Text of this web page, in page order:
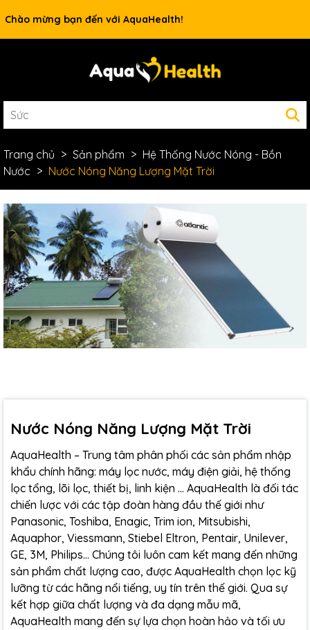
Chào mừng bạn đến với AquaHealth!
Trang chủ Sản phẩm
Hệ Thống Nước Nóng - Bồn
Nước
Nước Nóng Năng Lượng Mặt Trời
Nước Nóng Năng Lượng Mặt Trời
AquaHealth – Trung tâm phân phối các sản phẩm nhập
khẩu chính hãng: máy lọc nước, máy điện giải, hệ thống
lọc tổng, lõi lọc, thiết bị, linh kiện … AquaHealth là đối tác
chiến lược với các tập đoàn hàng đầu thế giới như
Panasonic, Toshiba, Enagic, Trim ion, Mitsubishi,
Aquaphor, Viessmann, Stiebel Eltron, Pentair, Unilever,
GE, 3M, Philips... Chúng tôi luôn cam kết mang đến những
sản phẩm chất lượng cao, được AquaHealth chọn lọc kỹ
lưỡng từ các hãng nổi tiếng, uy tín trên thế giới. Qua sự
kết hợp giữa chất lượng và đa dạng mẫu mã,
AquaHealth mang đến sự lựa chọn hoàn hảo và tối ưu